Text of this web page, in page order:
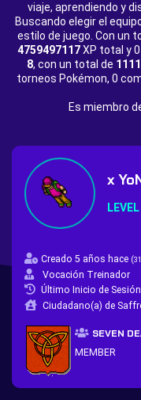
viaje, aprendiendo y
Buscando elegir el
estilo de juego. Con un
4759497117XP total y
8, con un total de 1111
torneos Pokémon, 0
Es miembro
x
Creado 5 años hace (
Vocación Treinador
Último Inicio de Sesión
Ciudadano(a) de
SEVEN
MEMBER